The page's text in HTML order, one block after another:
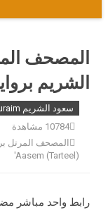
المصحف
الشريم
سعود الشريم Saud Ashuraim
10784 مشاهدة
'Aasem (Tarteel)